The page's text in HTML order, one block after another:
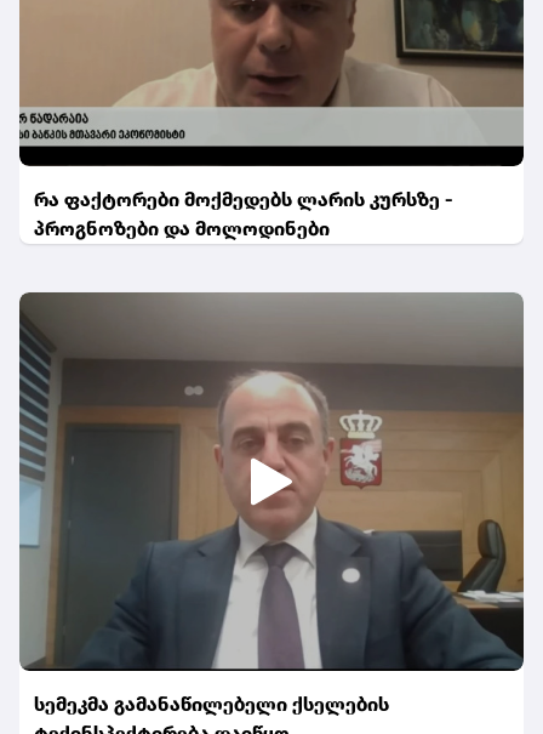
რა ფაქტორები მოქმედებს ლარის კურსზე -
პროგნოზები და მოლოდინები
სემეკმა გამანაწილებელი ქსელების